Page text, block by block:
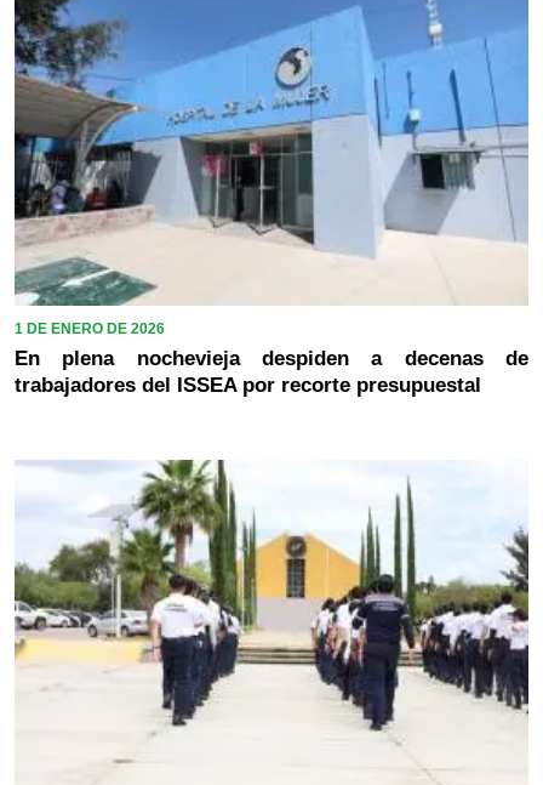
1 DE ENERO DE 2026
En plena nochevieja despiden a decenas de
trabajadores del ISSEA por recorte presupuestal